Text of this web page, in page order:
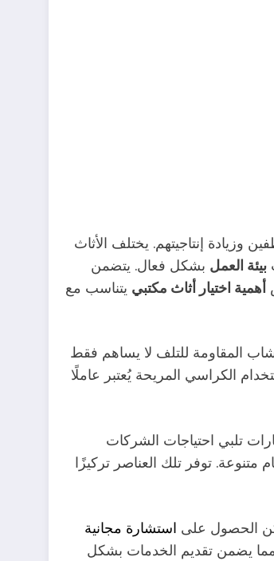
وزيادة إنتاجيتهم. يختلف الأثاث
بيئة العمل بشكل فعال. يتضمن
أهمية اختيار أثاث مكتبي يتناسب مع
المقاومة للتلف لا يساهم فقط
بل يؤثر أيضًا على إنتاجيتهم بنسبة تصل إلى 17%. استخدام الكراسي المريحة يُعتبر عاملًا
تلبي احتياجات الشركات
متنوعة. توفر تلك العناصر تركيزًا
الحصول على استشارة مجانية
مما يضمن تقديم الخدمات بشكل